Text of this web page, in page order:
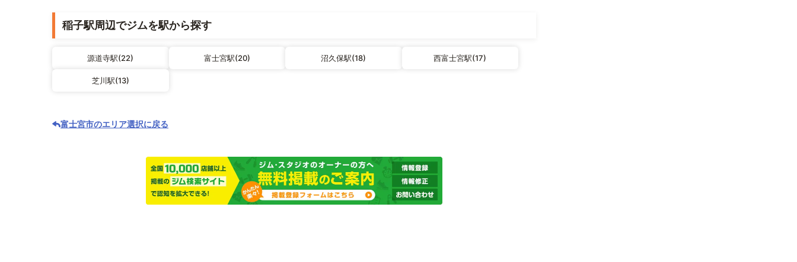
稲子駅周辺でジムを駅から探す
源道寺駅(22) 富士宮駅(20) 沼久保駅(18) 西富士宮駅(17)
芝川駅(13)
富士宮市のエリア選択に戻る